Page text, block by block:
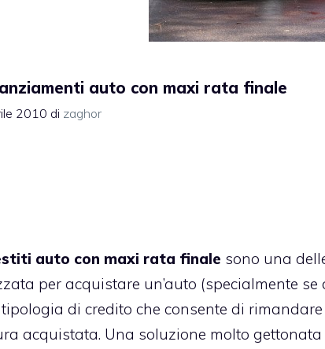
auto con maxi rata finale
2010 di zaghor
auto con maxi rata finale sono una
per acquistare un’auto (specialmente
di credito che consente di
acquistata. Una soluzione molto